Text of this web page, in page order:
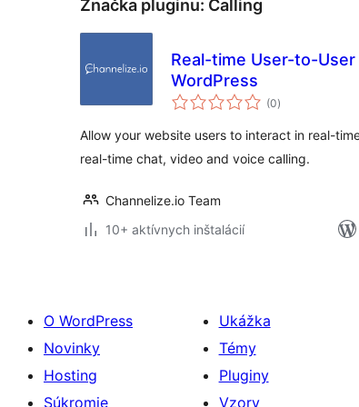
Značka pluginu: Calling
Real-time User-to-
WordPress
(0celkové
hodnotenie
)
Allow your website users to interact in real-
real-time chat, video and voice calling.
Channelize.io Team
10+ aktívnych inštalácií
O WordPress
Novinky
Hosting
Súkromie
Ukážka
Témy
Pluginy
Vzory